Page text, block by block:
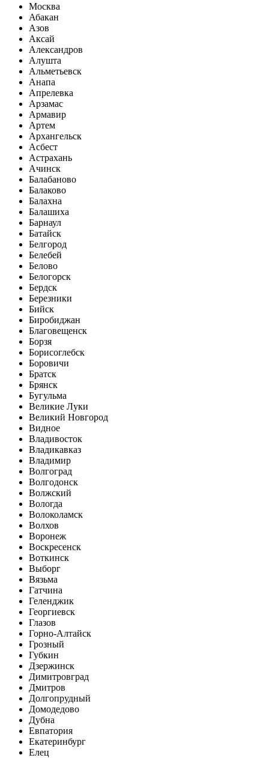
Москва
Абакан
Азов
Аксай
Александров
Алушта
Альметьевск
Анапа
Апрелевка
Арзамас
Армавир
Артем
Архангельск
Асбест
Астрахань
Ачинск
Балабаново
Балаково
Балахна
Балашиха
Барнаул
Батайск
Белгород
Белебей
Белово
Белогорск
Бердск
Березники
Бийск
Биробиджан
Благовещенск
Борзя
Борисоглебск
Боровичи
Братск
Брянск
Бугульма
Великие Луки
Великий Новгород
Видное
Владивосток
Владикавказ
Владимир
Волгоград
Волгодонск
Волжский
Вологда
Волоколамск
Волхов
Воронеж
Воскресенск
Воткинск
Выборг
Вязьма
Гатчина
Геленджик
Георгиевск
Глазов
Горно-Алтайск
Грозный
Губкин
Дзержинск
Димитровград
Дмитров
Долгопрудный
Домодедово
Дубна
Евпатория
Екатеринбург
Елец